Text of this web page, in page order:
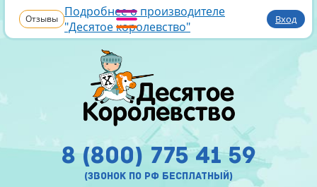
Отзывы Подробнее о производителе
"Десятое королевство"
Вход
8 (800) 775 41 59
(звонок по рф бесплатный)